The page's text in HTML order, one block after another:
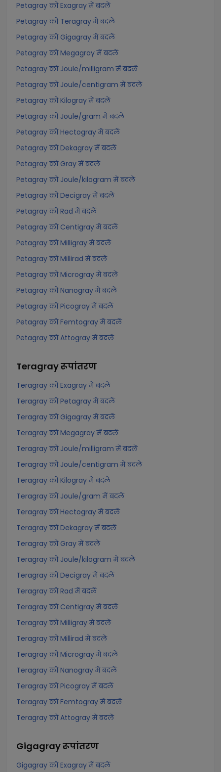
Petagray को Exagray में बदलें
Petagray को Teragray में बदलें
Petagray को Gigagray में बदलें
Petagray को Megagray में बदलें
Petagray को Joule/milligram में बदलें
Petagray को Joule/centigram में बदलें
Petagray को Kilogray में बदलें
Petagray को Joule/gram में बदलें
Petagray को Hectogray में बदलें
Petagray को Dekagray में बदलें
Petagray को Gray में बदलें
Petagray को Joule/kilogram में बदलें
Petagray को Decigray में बदलें
Petagray को Rad में बदलें
Petagray को Centigray में बदलें
Petagray को Milligray में बदलें
Petagray को Millirad में बदलें
Petagray को Microgray में बदलें
Petagray को Nanogray में बदलें
Petagray को Picogray में बदलें
Petagray को Femtogray में बदलें
Petagray को Attogray में बदलें
Teragrayरूपांतरण
Teragray को Exagray में बदलें
Teragray को Petagray में बदलें
Teragray को Gigagray में बदलें
Teragray को Megagray में बदलें
Teragray को Joule/milligram में बदलें
Teragray को Joule/centigram में बदलें
Teragray को Kilogray में बदलें
Teragray को Joule/gram में बदलें
Teragray को Hectogray में बदलें
Teragray को Dekagray में बदलें
Teragray को Gray में बदलें
Teragray को Joule/kilogram में बदलें
Teragray को Decigray में बदलें
Teragray को Rad में बदलें
Teragray को Centigray में बदलें
Teragray को Milligray में बदलें
Teragray को Millirad में बदलें
Teragray को Microgray में बदलें
Teragray को Nanogray में बदलें
Teragray को Picogray में बदलें
Teragray को Femtogray में बदलें
Teragray को Attogray में बदलें
Gigagrayरूपांतरण
Gigagray को Exagray में बदलें